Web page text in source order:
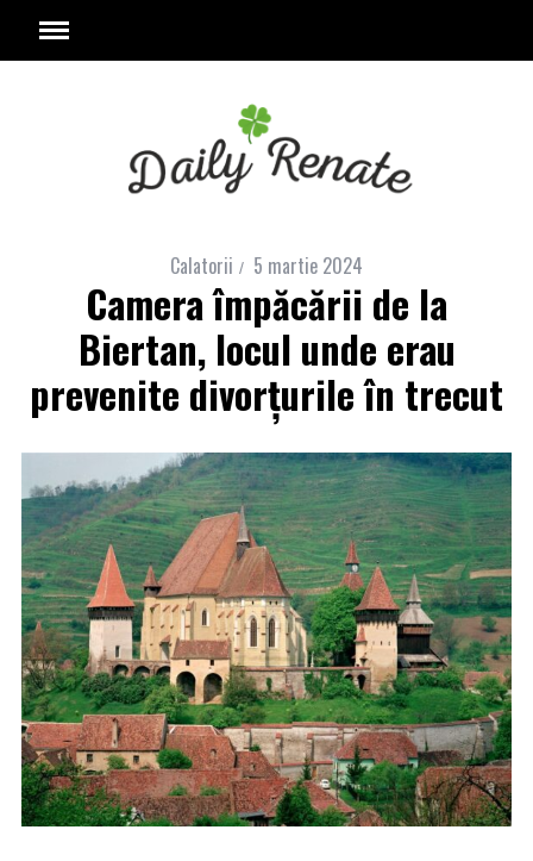
Calatorii 5 martie 2024
Camera împăcării de la
Biertan, locul unde erau
prevenite divorțurile în trecut